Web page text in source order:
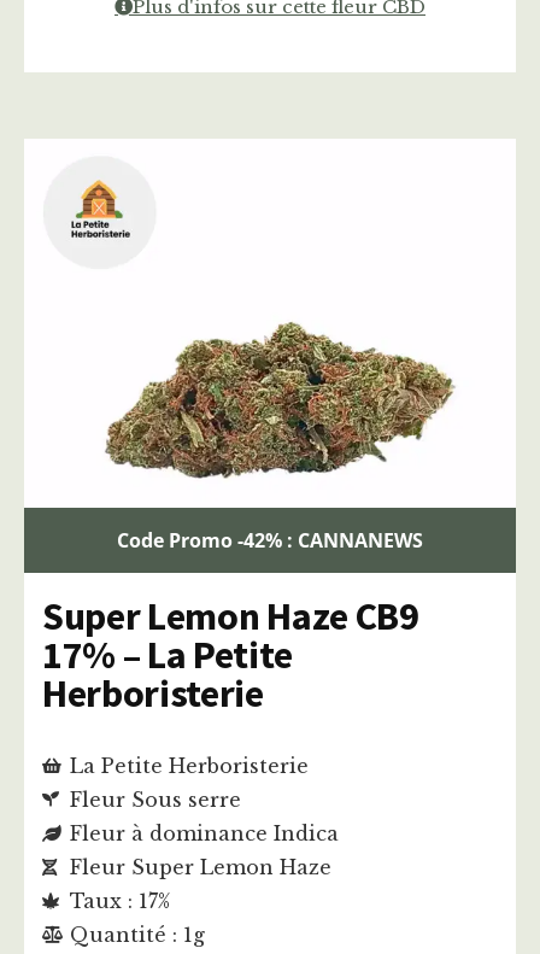
Plus d'infos sur cette fleur CBD
Code Promo -42% : CANNANEWS
Super Lemon Haze CB9
17% – La Petite
Herboristerie
La Petite Herboristerie
Fleur Sous serre
Fleur à dominance Indica
Fleur Super Lemon Haze
Taux : 17%
Quantité : 1g